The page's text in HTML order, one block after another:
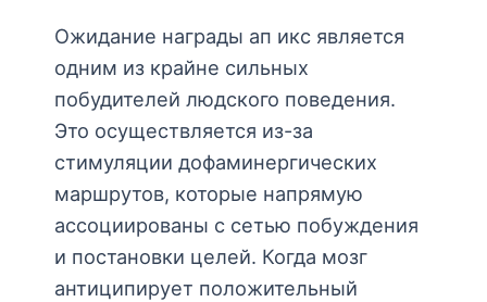
Ожидание награды ап икс является
одним из крайне сильных
побудителей людского поведения.
Это осуществляется из-за
стимуляции дофаминергических
маршрутов, которые напрямую
ассоциированы с сетью побуждения
и постановки целей. Когда мозг
антиципирует положительный